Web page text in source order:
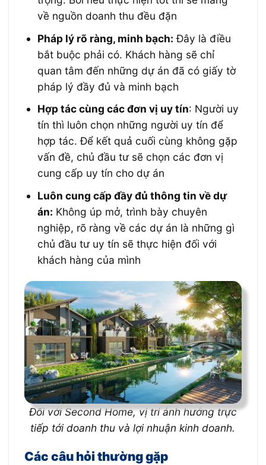
về nguồn doanh thu đều đặn
Pháp lý rõ ràng, minh bạch: Đây là điều
bắt buộc phải có. Khách hàng sẽ chỉ
quan tâm đến những dự án đã có giấy tờ
pháp lý đầy đủ và minh bạch
Hợp tác cùng các đơn vị uy tín: Người uy
tín thì luôn chọn những người uy tín để
hợp tác. Để kết quả cuối cùng không gặp
vấn đề, chủ đầu tư sẽ chọn các đơn vị
cung cấp uy tín cho dự án
Luôn cung cấp đầy đủ thông tin về dự
án: Không úp mở, trình bày chuyên
nghiệp, rõ ràng về các dự án là những gì
chủ đầu tư uy tín sẽ thực hiện đối với
khách hàng của mình
Đối với Second Home, vị trí ảnh hưởng trực
tiếp tới doanh thu và lợi nhuận kinh doanh.
Các câu hỏi thường gặp